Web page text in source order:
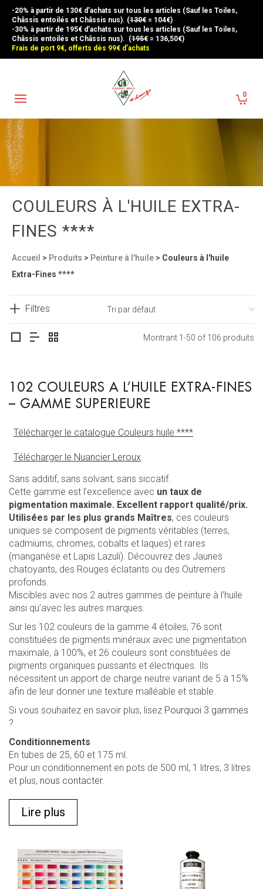
-20% à partir de 130€ d’achats sur tous les articles (Sauf les Toiles,
Châssis entoilés et Châssis nus). (130€ = 104€)
-30% à partir de 195€ d’achats sur tous les articles (Sauf les Toiles,
Châssis entoilés et Châssis nus). (195€ = 136,50€)
Frais de port 9€, offerts dès 99€ d’achats
0
COULEURS À L'HUILE EXTRA-
FINES ****
Accueil > Produits > Peinture à l'huile > Couleurs à l'huile
Extra-Fines ****
Filtres
Montrant 1-50 of 106 produits
102 COULEURS A L’HUILE EXTRA-FINES
– GAMME SUPERIEURE
Télécharger le catalogue Couleurs huile ****
Télécharger le Nuancier Leroux
Sans additif, sans solvant, sans siccatif.
Cette gamme est l’excellence avec un taux de
pigmentation maximale. Excellent rapport qualité/prix.
Utilisées par les plus grands Maîtres, ces couleurs
uniques se composent de pigments véritables (terres,
cadmiums, chromes, cobalts et laques) et rares
(manganèse et Lapis Lazuli). Découvrez des Jaunes
chatoyants, des Rouges éclatants ou des Outremers
profonds.
Miscibles avec nos 2 autres gammes de peinture à l’huile
ainsi qu’avec les autres marques.
Sur les 102 couleurs de la gamme 4 étoiles, 76 sont
constituées de pigments minéraux avec une pigmentation
maximale, à 100%, et 26 couleurs sont constituées de
pigments organiques puissants et électriques. Ils
nécessitent un apport de charge neutre variant de 5 à 15%
afin de leur donner une texture malléable et stable.
Si vous souhaitez en savoir plus, lisez Pourquoi 3 gammes
?
Conditionnements
En tubes de 25, 60 et 175 ml.
Pour un conditionnement en pots de 500 ml, 1 litres, 3 litres
et plus, nous contacter.
Lire plus